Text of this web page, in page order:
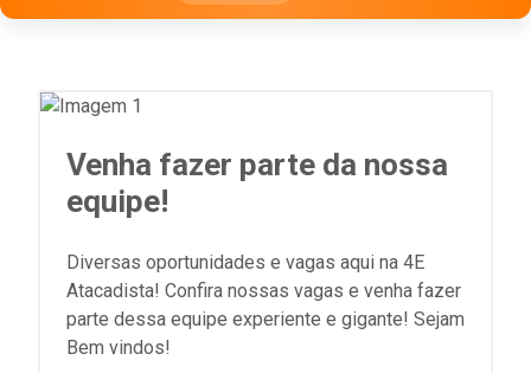
Venha fazer parte da nossa
equipe!
Diversas oportunidades e vagas aqui na 4E
Atacadista! Confira nossas vagas e venha fazer
parte dessa equipe experiente e gigante! Sejam
Bem vindos!